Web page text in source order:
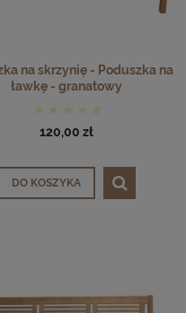
na skrzynię - Poduszka na
ławkę - granatowy
120,00 zł
DO KOSZYKA